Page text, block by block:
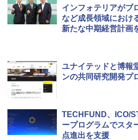
インフォテリアがブ
など成長領域におけ
新たな中期経営計画
ユナイテッドと博報
ンの共同研究開発プ
TECHFUND、ICO/
ープログラムでスタ
点進出を支援